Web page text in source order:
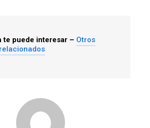
te puede interesar – Otros